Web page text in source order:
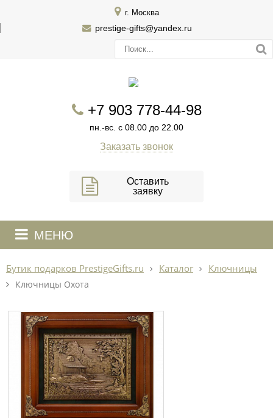
г. Москва
prestige-gifts@yandex.ru
+7 903 778-44-98
пн.-вс. с 08.00 до 22.00
Заказать звонок
Оставить
заявку
МЕНЮ
Бутик подарков PrestigeGifts.ru Каталог Ключницы
Ключницы Охота